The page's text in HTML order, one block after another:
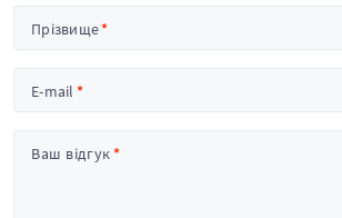
Прізвище
E-mail
Ваш відгук